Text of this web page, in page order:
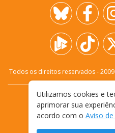
Todos os direitos reservados -
FALE
TERMOS E
Utilizamos cookies e
aprimorar sua
acordo com o Aviso